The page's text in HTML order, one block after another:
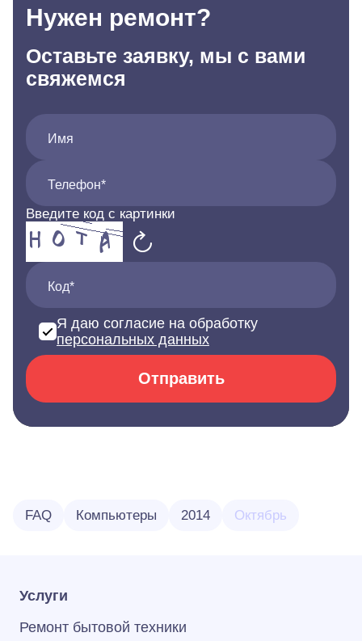
Нужен ремонт?
Оставьте заявку, мы с вами
свяжемся
Имя
Телефон*
Введите код с картинки
Код*
Я даю согласие на обработку
персональных данных
Отправить
FAQ Компьютеры 2014 Октябрь
Услуги
Ремонт бытовой техники